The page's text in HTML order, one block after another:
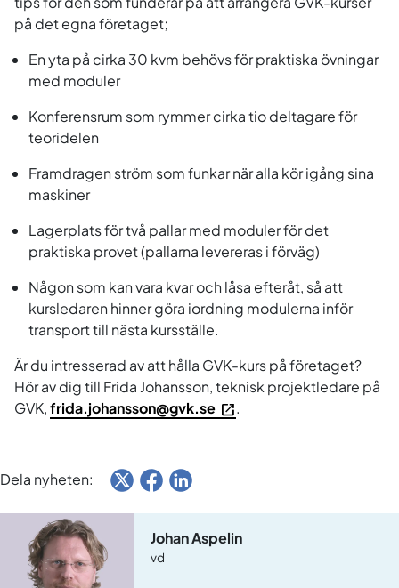
på det egna företaget;
En yta på cirka 30 kvm behövs för praktiska övningar
med moduler
Konferensrum som rymmer cirka tio deltagare för
teoridelen
Framdragen ström som funkar när alla kör igång sina
maskiner
Lagerplats för två pallar med moduler för det
praktiska provet (pallarna levereras i förväg)
Någon som kan vara kvar och låsa efteråt, så att
kursledaren hinner göra iordning modulerna inför
transport till nästa kursställe.
Är du intresserad av att hålla GVK-kurs på företaget?
Hör av dig till Frida Johansson, teknisk projektledare på
GVK,frida.johansson@gvk.se .
Dela nyheten:
Johan Aspelin
vd